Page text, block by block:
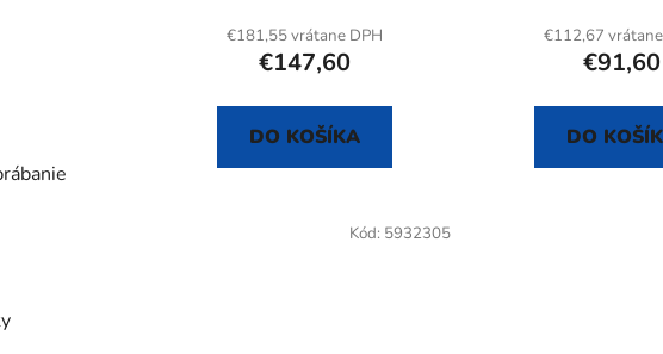
€181,55 vrátane DPH
€147,60
DO KOŠÍKA
€112,67
€91,60
DO
Kód: 5932305